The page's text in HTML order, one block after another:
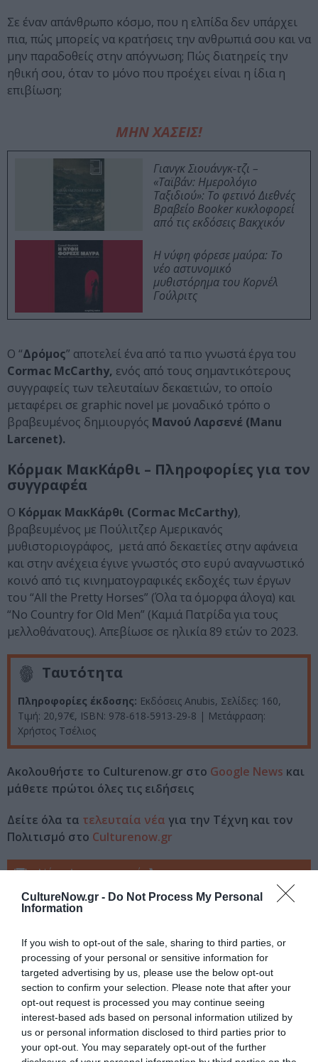
CultureNow.gr - Do Not Process My Personal
Information
If you wish to opt-out of the sale, sharing to third parties, or
processing of your personal or sensitive information for
targeted advertising by us, please use the below opt-out
section to confirm your selection. Please note that after your
opt-out request is processed you may continue seeing
interest-based ads based on personal information utilized by
us or personal information disclosed to third parties prior to
your opt-out. You may separately opt-out of the further
Σε έναν απάνθρωπο κόσμο, που η ελπίδα δεν υπάρχει
πια, πώς μπορείς να κρατήσεις την ανθρωπιά σου και να
μην παραδοθείς στην απόγνωση; Πώς διατηρείς την
ηθική σου, όταν το μόνο που προέχει είναι η ίδια η
επιβίωση;
ΜΗΝ ΧΑΣΕΙΣ!
Γιανγκ Σιουάνγκ-τζι –
«Ταϊβάν: Ημερολόγιο
Ταξιδιού»: Το φετινό Διεθνές
Βραβείο Booker κυκλοφορεί
από τις εκδόσεις Βακχικόν
Η νύφη φόρεσε μαύρα: Το
νέο αστυνομικό
μυθιστόρημα του Κορνέλ
Γούλριτς
Ο “Δρόμος” αποτελεί ένα από τα πιο γνωστά έργα του
Cormac McCarthy, ενός από τους σημαντικότερους
συγγραφείς των τελευταίων δεκαετιών, το οποίο
μεταφέρει σε graphic novel με μοναδικό τρόπο ο
βραβευμένος δημιουργός Μανού Λαρσενέ (Manu
Larcenet).
Κόρμακ ΜακΚάρθι – Πληροφορίες για τον
συγγραφέα
Ο Κόρμακ ΜακΚάρθι (Cormac McCarthy),
βραβευμένος με Πούλιτζερ Αμερικανός
μυθιστοριογράφος, μετά από δεκαετίες στην αφάνεια
και στην ανέχεια έγινε γνωστός στο ευρύ αναγνωστικό
κοινό από τις κινηματογραφικές εκδοχές των έργων
του “All the Pretty Horses” (Όλα τα όμορφα άλογα) και
“No Country for Old Men” (Καμιά Πατρίδα για τους
μελλοθάνατους). Απεβίωσε σε ηλικία 89 ετών το 2023.
Ταυτότητα
Πληροφορίες έκδοσης: Εκδόσεις Anubis, Σελίδες: 160,
Τιμή: 20,97€, ISBN: 978-618-5913-29-8 | Μετάφραση:
Χρήστος Τσέλιος
Ακολουθήστε το Culturenow.gr στο Google News και
μάθετε πρώτοι όλες τις ειδήσεις
Δείτε όλα τα τελευταία νέα για την Τέχνη και τον
Πολιτισμό στο Culturenow.gr
Νέοι Διαγωνισμοί❯
Tags
ΞΕΝΟΙ ΣΥΓΓΡΑΦΕΙΣ
Newsletter
Κάθε βδομάδα στο e-mail σας τα τελευταία νέα για
την Τέχνη και τον Πολιτισμό!